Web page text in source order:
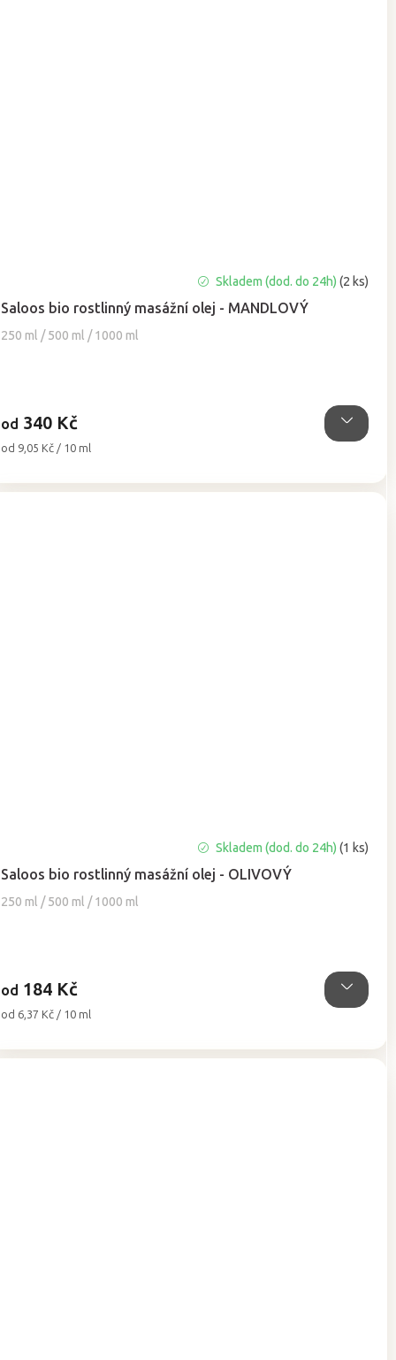
Saloos bio rostlinný masážní olej - MANDLOVÝ
250 ml / 500 ml / 1000 ml
hodnocení
produktu
je
Skladem (dod. do 24h)(2 ks)
od 340 Kč
Měrná
od 9,05 Kč / 10 ml
Saloos bio rostlinný masážní olej - OLIVOVÝ
250 ml / 500 ml / 1000 ml
hodnocení
produktu
je
Skladem (dod. do 24h)(1 ks)
od 184 Kč
Měrná
od 6,37 Kč / 10 ml